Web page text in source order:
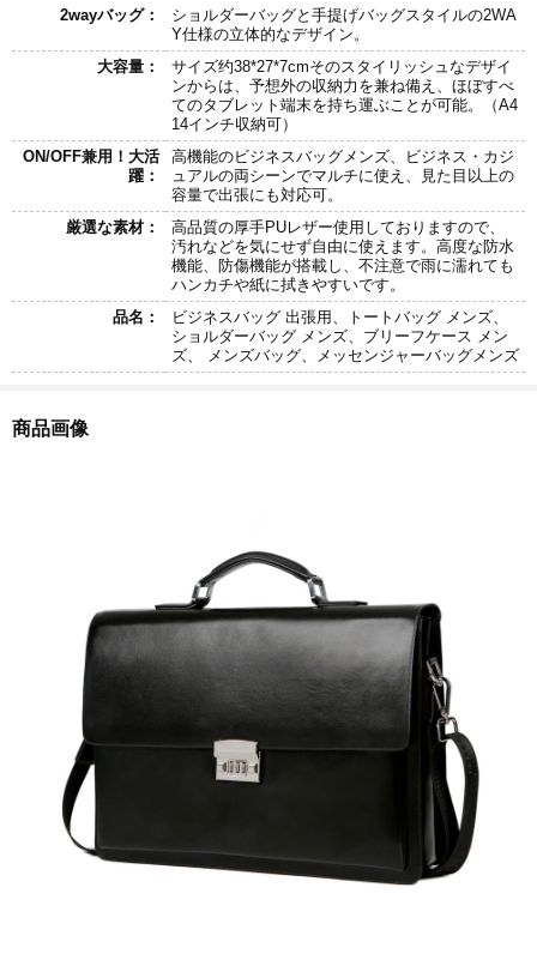
2wayバッグ：
ショルダーバッグと手提げバッグスタイルの2WA
Y仕様の立体的なデザイン。
大容量：
サイズ约38*27*7cmそのスタイリッシュなデザイ
ンからは、予想外の収納力を兼ね備え、ほぼすべ
てのタブレット端末を持ち運ぶことが可能。（A4
14インチ収納可）
ON/OFF兼用！大活
躍：
高機能のビジネスバッグメンズ、ビジネス・カジ
ュアルの両シーンでマルチに使え、見た目以上の
容量で出張にも対応可。
厳選な素材：
高品質の厚手PUレザー使用しておりますので、
汚れなどを気にせず自由に使えます。高度な防水
機能、防傷機能が搭載し、不注意で雨に濡れても
ハンカチや紙に拭きやすいです。
品名：
ビジネスバッグ 出張用、トートバッグ メンズ、
ショルダーバッグ メンズ、ブリーフケース メン
ズ、 メンズバッグ、メッセンジャーバッグメンズ
商品画像